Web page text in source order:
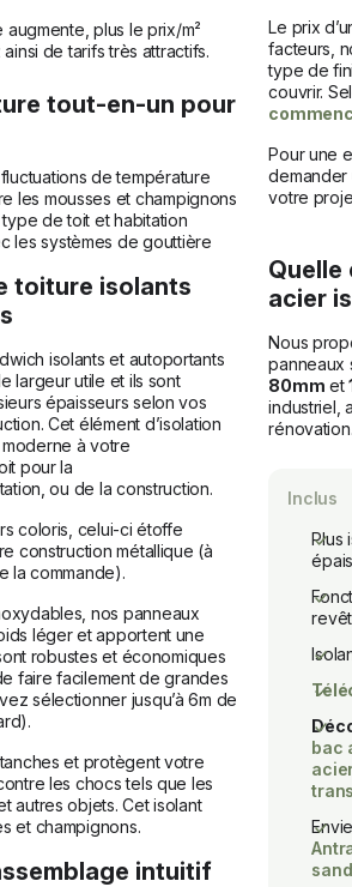
augmente, plus le prix/m²
de tarifs très attractifs.
tout-en-un pour
de température
les mousses et champignons
de toit et habitation
les systèmes de gouttière
toiture isolants
isolants et autoportants
largeur utile et ils sont
épaisseurs selon vos
Cet élément d’isolation
à votre
pour la
ou de la construction.
coloris, celui-ci étoffe
construction métallique (à
la commande).
nos panneaux
léger et apportent une
robustes et économiques
faire facilement de grandes
sélectionner jusqu’à 6m de
et protègent votre
les chocs tels que les
autres objets. Cet isolant
et champignons.
intuitif
Le prix
facteurs,
type de
couvrir.
Pour une
demander
votre
Quelle
acier
Nous
panneaux
80mm et
industriel,
rénovation.
Inclus
Plus
bac